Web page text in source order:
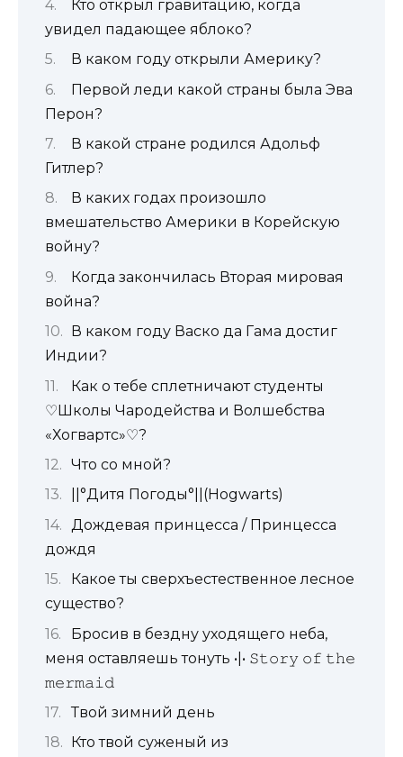
Кто открыл гравитацию, когда
увидел падающее яблоко?
В каком году открыли Америку?
Первой леди какой страны была Эва
Перон?
В какой стране родился Адольф
Гитлер?
В каких годах произошло
вмешательство Америки в Корейскую
войну?
Когда закончилась Вторая мировая
война?
В каком году Васко да Гама достиг
Индии?
Как о тебе сплетничают студенты
♡Школы Чародейства и Волшебства
«Хогвартс»♡?
Что со мной?
||°Дитя Погоды°||(Hogwarts)
Дождевая принцесса / Принцесса
дождя
Какое ты сверхъестественное лесное
существо?
Бросив в бездну уходящего неба,
меня оставляешь тонуть •|• 𝚂𝚝𝚘𝚛𝚢 𝚘𝚏 𝚝𝚑𝚎
𝚖𝚎𝚛𝚖𝚊𝚒𝚍
Твой зимний день
Кто твой суженый из